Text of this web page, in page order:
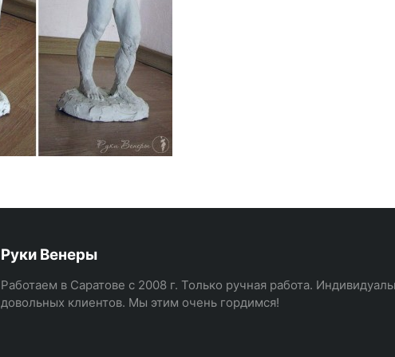
Руки Венеры
Работаем в Саратове с 2008 г. Только ручная работа.
довольных клиентов. Мы этим очень гордимся!